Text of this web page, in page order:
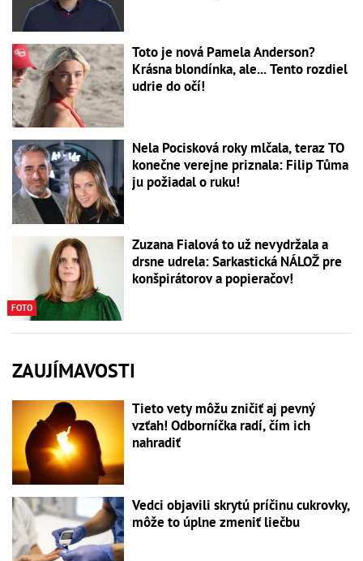
Toto je nová Pamela Anderson?
Krásna blondínka, ale... Tento rozdiel
udrie do očí!
Nela Pocisková roky mlčala, teraz TO
konečne verejne priznala: Filip Tůma
ju požiadal o ruku!
FOTO
Zuzana Fialová to už nevydržala a
drsne udrela: Sarkastická NÁLOŽ pre
konšpirátorov a popieračov!
ZAUJÍMAVOSTI
Tieto vety môžu zničiť aj pevný
vzťah! Odborníčka radí, čím ich
nahradiť
Vedci objavili skrytú príčinu cukrovky,
môže to úplne zmeniť liečbu